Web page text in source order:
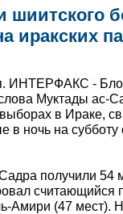
шиитского
иракских
ИНТЕРФАКС -
Муктады ас-
в Ираке,
в ночь на субботу
получили 54
считающийся
Амири (47 мест).